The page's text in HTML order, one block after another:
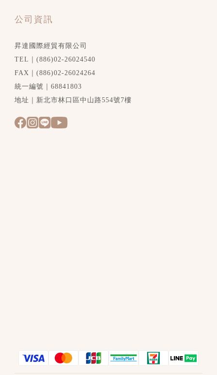
公司資訊
昇達國際經貿有限公司
TEL｜(886)02-26024540
FAX｜(886)02-26024264
統一編號｜68841803
地址｜新北市林口區中山路554號7樓